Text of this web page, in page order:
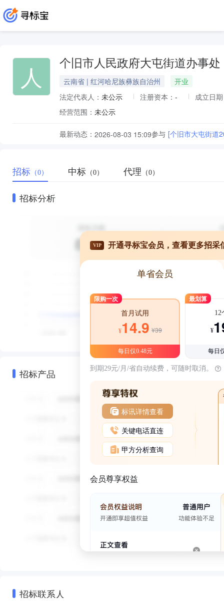
人 个旧市人民政府大屯街道办事处
云南省 | 红河哈尼族彝族自治州
开业
法定代表人： 未公示 注册资本： -
成立日
经营范围： 未公示
最新动态： 2026-08-03 15:09参与 [个旧市大屯街道
招标 （0） 中标 （0） 代理 （0）
招标分析
招标产品
VIP 开通寻标宝会员，查看更多招采
单省会员
限购一次
首月试用
¥14.9 ¥39
每日仅0.48元
最划算
12
¥
每日
到期29元/月/省自动续费，可随时取消。
标讯详情查看
关键电话直连
甲方分析查询
会员尊享权益
招标联系人